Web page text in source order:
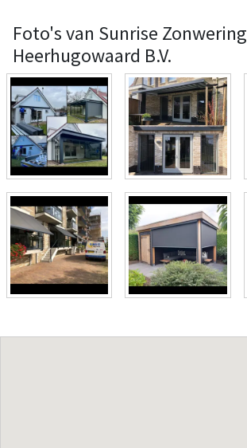
Foto's van Sunrise Zonwering
Heerhugowaard B.V.